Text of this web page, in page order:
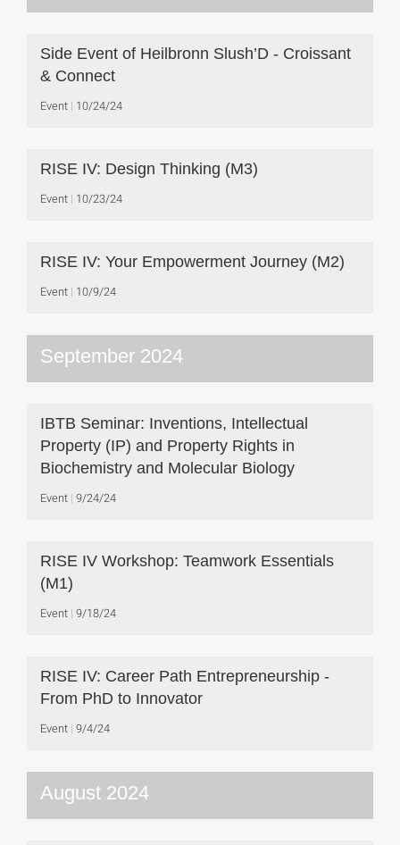
Side Event of Heilbronn Slush’D - Croissant
& Connect
Event 10/24/24
RISE IV: Design Thinking (M3)
Event 10/23/24
RISE IV: Your Empowerment Journey (M2)
Event 10/9/24
September 2024
IBTB Seminar: Inventions, Intellectual
Property (IP) and Property Rights in
Biochemistry and Molecular Biology
Event 9/24/24
RISE IV Workshop: Teamwork Essentials
(M1)
Event 9/18/24
RISE IV: Career Path Entrepreneurship -
From PhD to Innovator
Event 9/4/24
August 2024